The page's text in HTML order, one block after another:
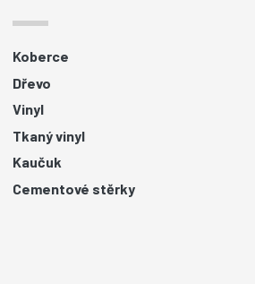
Koberce
Dřevo
Vinyl
Tkaný vinyl
Kaučuk
Cementové stěrky